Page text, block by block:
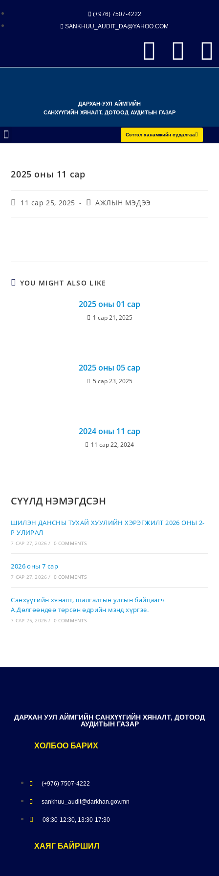
(+976) 7507-4222
SANKHUU_AUDIT_DA@YAHOO.COM
ДАРХАН-УУЛ АЙМГИЙН
САНХҮҮГИЙН ХЯНАЛТ, ДОТООД АУДИТЫН ГАЗАР
Сэтгэл ханамжийн судалгаа
2025 оны 11 сар
11 сар 25, 2025 АЖЛЫН МЭДЭЭ
YOU MIGHT ALSO LIKE
2025 оны 01 сар
1 сар 21, 2025
2025 оны 05 сар
5 сар 23, 2025
2024 оны 11 сар
11 сар 22, 2024
СҮҮЛД НЭМЭГДСЭН
ШИЛЭН ДАНСНЫ ТУХАЙ ХУУЛИЙН ХЭРЭГЖИЛТ 2026 ОНЫ 2-
Р УЛИРАЛ
7 САР 27, 2026 / 0 COMMENTS
2026 оны 7 сар
7 САР 27, 2026 / 0 COMMENTS
Санхүүгийн хяналт, шалгалтын улсын байцаагч
А.Дөлгөөндөө төрсөн өдрийн мэнд хүргэе.
7 САР 25, 2026 / 0 COMMENTS
ДАРХАН УУЛ АЙМГИЙН САНХҮҮГИЙН ХЯНАЛТ, ДОТООД
АУДИТЫН ГАЗАР
ХОЛБОО БАРИХ
(+976) 7507-4222
sankhuu_audit@darkhan.gov.mn
08:30-12:30, 13:30-17:30
ХАЯГ БАЙРШИЛ